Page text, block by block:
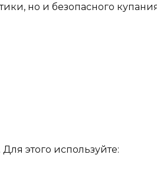
но и безопасного
этого используйте: